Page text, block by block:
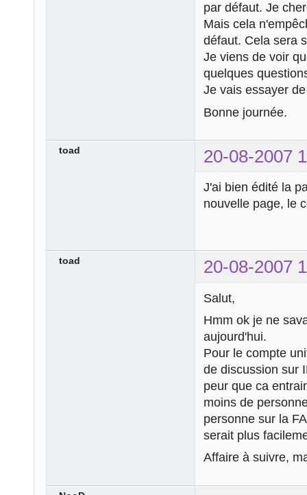
par défaut. Je
Mais cela
défaut. Cela sera
Je viens de voir
quelques
Je vais essayer
Bonne journée.
toad 20-08-2007
J'ai bien édité la
nouvelle page, le
toad 20-08-2007
Salut,
Hmm ok je ne
aujourd'hui.
Pour le compte
de discussion sur
peur que ca
moins de
personne sur la
serait plus
Affaire à suivre,